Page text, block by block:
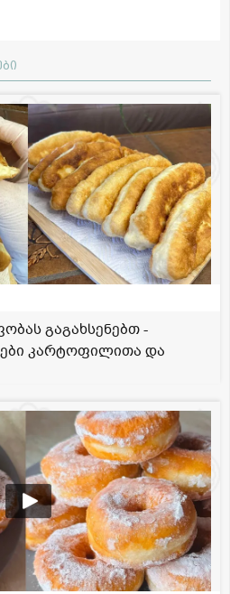
გაგახსენებთ -
კარტოფილითა და